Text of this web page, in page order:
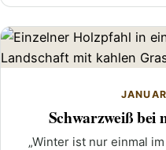
Schwarzweiß bei
„Winter ist nur einmal